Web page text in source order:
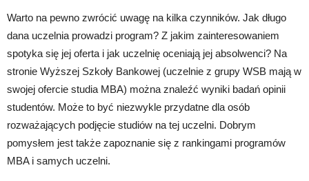
Warto na pewno zwrócić uwagę na kilka czynników. Jak długo
dana uczelnia prowadzi program? Z jakim zainteresowaniem
spotyka się jej oferta i jak uczelnię oceniają jej absolwenci? Na
stronie Wyższej Szkoły Bankowej (uczelnie z grupy WSB mają w
swojej ofercie studia MBA) można znaleźć wyniki badań opinii
studentów. Może to być niezwykle przydatne dla osób
rozważających podjęcie studiów na tej uczelni. Dobrym
pomysłem jest także zapoznanie się z rankingami programów
MBA i samych uczelni.